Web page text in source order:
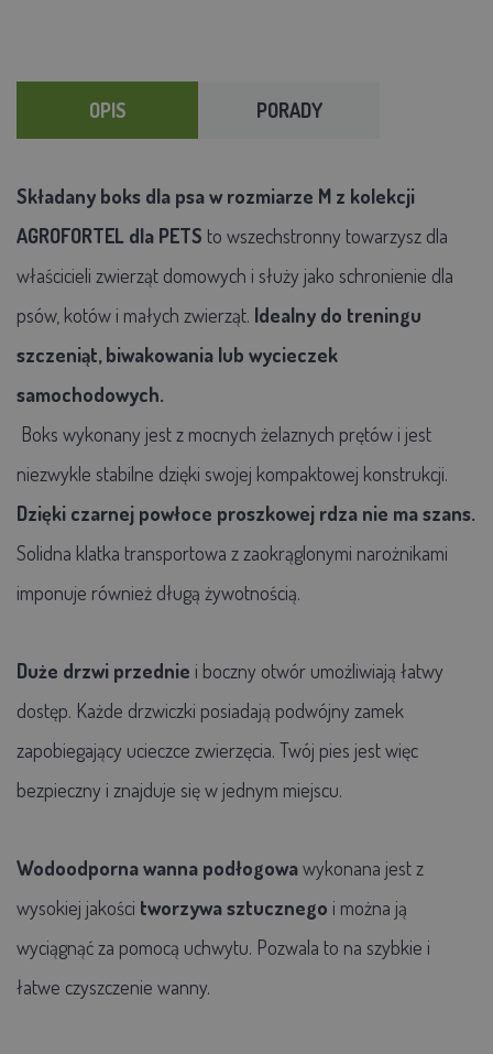
OPIS PORADY
Składany boks dla psa w rozmiarze M z kolekcji
AGROFORTEL dla PETS to wszechstronny towarzysz dla
właścicieli zwierząt domowych i służy jako schronienie dla
psów, kotów i małych zwierząt. Idealny do treningu
szczeniąt, biwakowania lub wycieczek
samochodowych.
Boks wykonany jest z mocnych żelaznych prętów i jest
niezwykle stabilne dzięki swojej kompaktowej konstrukcji.
Dzięki czarnej powłoce proszkowej rdza nie ma szans.
Solidna klatka transportowa z zaokrąglonymi narożnikami
imponuje również długą żywotnością.
Duże drzwi przednie i boczny otwór umożliwiają łatwy
dostęp. Każde drzwiczki posiadają podwójny zamek
zapobiegający ucieczce zwierzęcia. Twój pies jest więc
bezpieczny i znajduje się w jednym miejscu.
Wodoodporna wanna podłogowawykonana jest z
wysokiej jakości tworzywa sztucznego i można ją
wyciągnąć za pomocą uchwytu. Pozwala to na szybkie i
łatwe czyszczenie wanny.